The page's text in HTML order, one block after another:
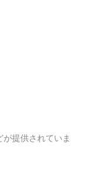
提供されていま